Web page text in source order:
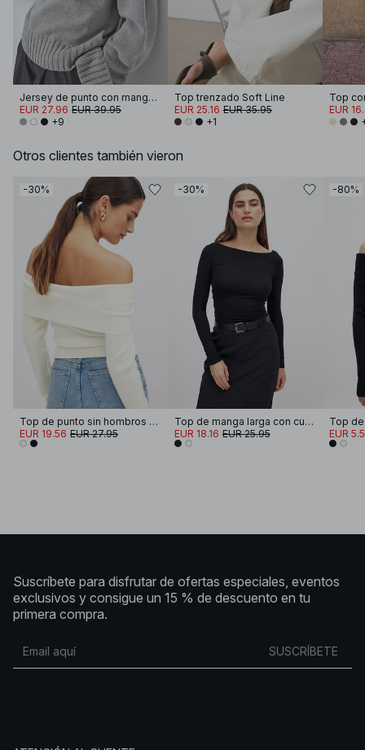
Jersey de punto con manga doblada
EUR 27.96 EUR 39.95
+9
Top trenzado Soft Line
EUR 25.16 EUR 35.95
+1
EUR
Otros clientes también vieron
-30%
Top de punto sin hombros con solapas
EUR 19.56 EUR 27.95
-30%
Top de manga larga con cuello barco
EUR 18.16 EUR 25.95
-80%
EUR
Suscríbete para disfrutar de ofertas especiales, eventos
exclusivos y consigue un 15 % de descuento en tu
primera compra.
SUSCRÍBETE